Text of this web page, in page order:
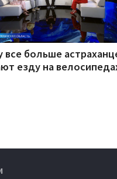
все больше
езду на